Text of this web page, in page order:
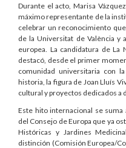
Durante el acto, Marisa
máximo representante de la
celebrar un reconocimiento
de la Universitat de València y
europea. La candidatura de La
destacó, desde el primer
comunidad universitaria con
historia, la figura de Joan Lluís
cultural y proyectos dedicados a
Este hito internacional se
del Consejo de Europa que ya
Históricas y Jardines
distinción (Comisión Europea/